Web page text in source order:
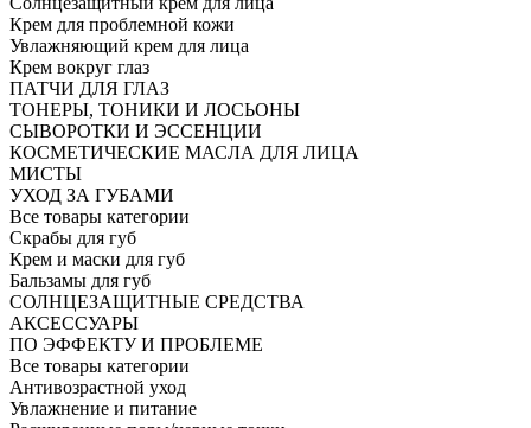
Крем для проблемной кожи
Увлажняющий крем для лица
Крем вокруг глаз
ПАТЧИ ДЛЯ ГЛАЗ
ТОНЕРЫ, ТОНИКИ И ЛОСЬОНЫ
СЫВОРОТКИ И ЭССЕНЦИИ
КОСМЕТИЧЕСКИЕ МАСЛА ДЛЯ ЛИЦА
МИСТЫ
УХОД ЗА ГУБАМИ
Все товары категории
Скрабы для губ
Крем и маски для губ
Бальзамы для губ
СОЛНЦЕЗАЩИТНЫЕ СРЕДСТВА
АКСЕССУАРЫ
ПО ЭФФЕКТУ И ПРОБЛЕМЕ
Все товары категории
Антивозрастной уход
Увлажнение и питание